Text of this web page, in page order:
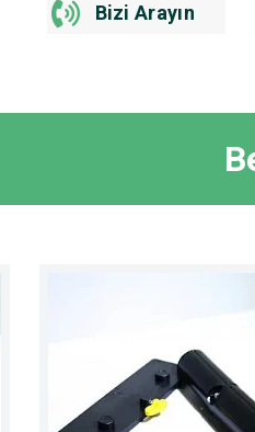
Bizi Arayın